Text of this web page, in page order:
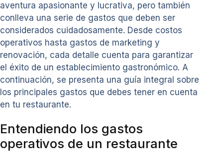
aventura apasionante y lucrativa, pero también
conlleva una serie de gastos que deben ser
considerados cuidadosamente. Desde costos
operativos hasta gastos de marketing y
renovación, cada detalle cuenta para garantizar
el éxito de un establecimiento gastronómico. A
continuación, se presenta una guía integral sobre
los principales gastos que debes tener en cuenta
en tu restaurante.
Entendiendo los gastos
operativos de un restaurante